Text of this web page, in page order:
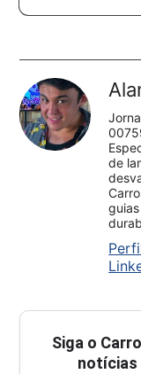
de
Siga o
notícias